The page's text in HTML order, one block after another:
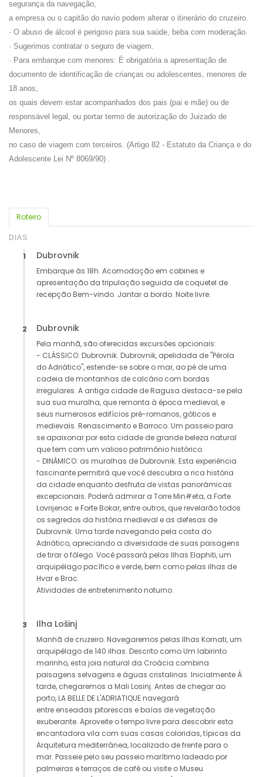
Roteiro
DIAS
1 Dubrovnik
Embarque às 18h. Acomodação em cabines e
apresentação da tripulação seguida de coquetel de
recepção Bem-vindo. Jantar a bordo. Noite livre.
2 Dubrovnik
Pela manhã, são oferecidas excursões opcionais:
- CLÁSSICO: Dubrovnik. Dubrovnik, apelidada de "Pérola
do Adriático", estende-se sobre o mar, ao pé de uma
cadeia de montanhas de calcário com bordas
irregulares. A antiga cidade de Ragusa destaca-se pela
sua sua muralha, que remonta à época medieval, e
seus numerosos edifícios pré-romanos, góticos e
medievais. Renascimento e Barroco. Um passeio para
se apaixonar por esta cidade de grande beleza natural
que tem com um valioso patrimônio histórico.
- DINÂMICO: as muralhas de Dubrovnik. Esta experiência
fascinante permitirá que você descubra a rica história
da cidade enquanto desfruta de vistas panorâmicas
excepcionais. Poderá admirar a Torre Min#eta, a Forte
Lovrijenac e Forte Bokar, entre outros, que revelarão todos
os segredos da história medieval e as defesas de
Dubrovnik. Uma tarde navegando pela costa do
Adriático, apreciando a diversidade de suas paisagens
de tirar o fôlego. Você passará pelas Ilhas Elaphiti, um
arquipélago pacífico e verde, bem como pelas ilhas de
Hvar e Brac.
Atividades de entretenimento noturno.
3 Ilha Lošinj
Manhã de cruzeiro. Navegaremos pelas Ilhas Kornati, um
arquipélago de 140 ilhas. Descrito como Um labirinto
marinho, esta joia natural da Croácia combina
paisagens selvagens e águas cristalinas. Inicialmente À
tarde, chegaremos a Mali Losinj. Antes de chegar ao
porto, LA BELLE DE L'ADRIATIQUE navegará
entre enseadas pitorescas e baías de vegetação
exuberante. Aproveite o tempo livre para descobrir esta
encantadora vila com suas casas coloridas, típicas da
Arquitetura mediterrânea, localizado de frente para o
mar. Passeie pelo seu passeio marítimo ladeado por
palmeiras e terraços de café ou visite o Museu
segurança da navegação,
a empresa ou o capitão do navio podem alterar o itinerário do cruzeiro.
· O abuso de álcool é perigoso para sua saúde, beba com moderação.
· Sugerimos contratar o seguro de viagem.
· Para embarque com menores: É obrigatória a apresentação de
documento de identificação de crianças ou adolescentes, menores de
18 anos,
os quais devem estar acompanhados dos pais (pai e mãe) ou de
responsável legal, ou portar termo de autorização do Juizado de
Menores,
no caso de viagem com terceiros. (Artigo 82 - Estatuto da Criança e do
Adolescente Lei Nº 8069/90) .